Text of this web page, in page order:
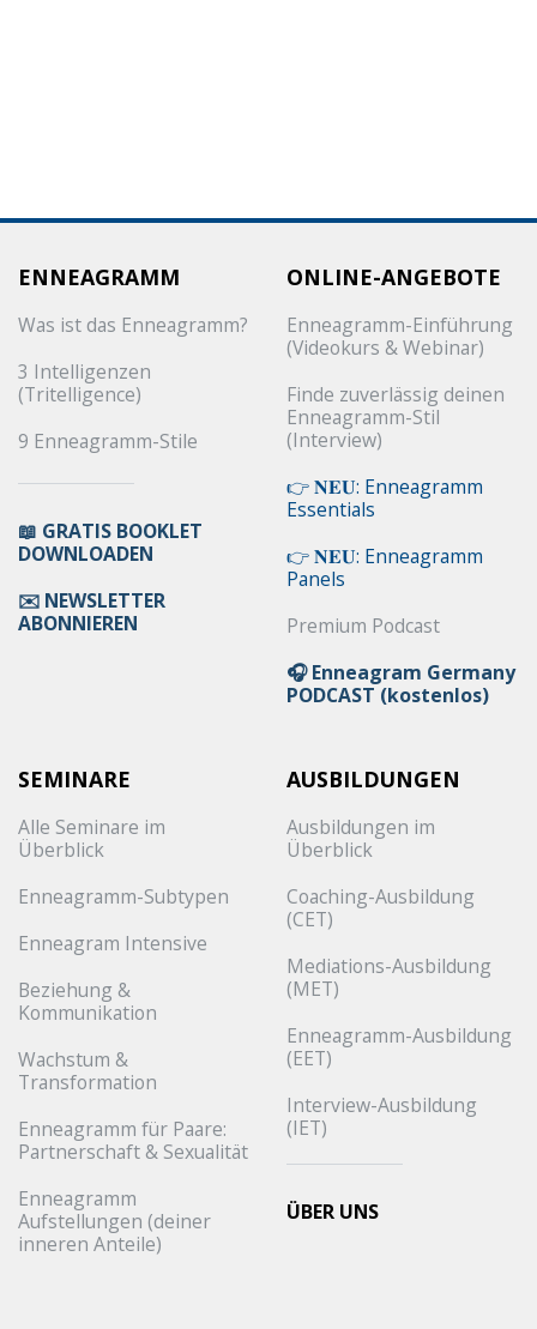
ENNEAGRAMM
Was ist das Enneagramm?
3 Intelligenzen
(Tritelligence)
9 Enneagramm-Stile
📖 GRATIS BOOKLET
DOWNLOADEN
✉️ NEWSLETTER
ABONNIEREN
ONLINE-ANGEBOTE
Enneagramm-Einführung
(Videokurs & Webinar)
Finde zuverlässig deinen
Enneagramm-Stil
(Interview)
👉 𝐍𝐄𝐔: Enneagramm
Essentials
👉 𝐍𝐄𝐔: Enneagramm
Panels
Premium Podcast
🎧 Enneagram Germany
PODCAST (kostenlos)
SEMINARE
Alle Seminare im
Überblick
Enneagramm-Subtypen
Enneagram Intensive
Beziehung &
Kommunikation
Wachstum &
Transformation
Enneagramm für Paare:
Partnerschaft & Sexualität
Enneagramm
Aufstellungen (deiner
inneren Anteile)
AUSBILDUNGEN
Ausbildungen im
Überblick
Coaching-Ausbildung
(CET)
Mediations-Ausbildung
(MET)
Enneagramm-Ausbildung
(EET)
Interview-Ausbildung
(IET)
ÜBER UNS